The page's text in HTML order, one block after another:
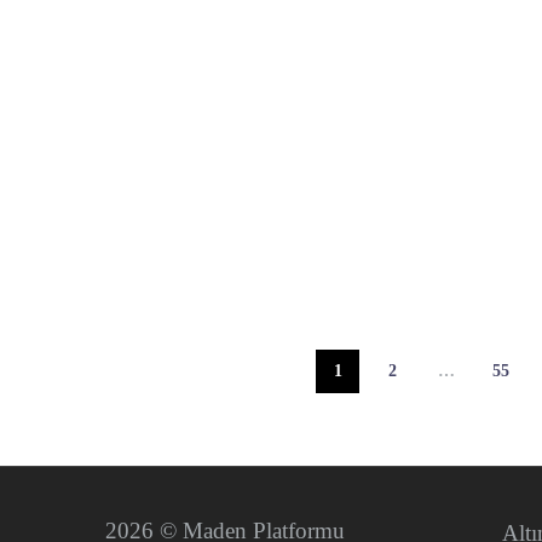
1 2 … 55
2026 © Maden Platformu